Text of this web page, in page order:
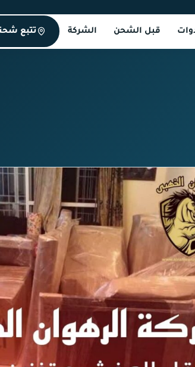
قبل الشحن الشركة تتبع